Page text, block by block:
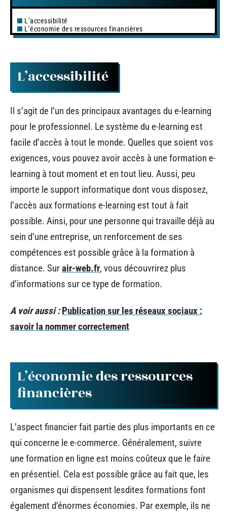
L’accessibilité
L’économie des ressources financières
L’accessibilité
Il s’agit de l’un des principaux avantages du e-learning
pour le professionnel. Le système du e-learning est
facile d’accès à tout le monde. Quelles que soient vos
exigences, vous pouvez avoir accès à une formation e-
learning à tout moment et en tout lieu. Aussi, peu
importe le support informatique dont vous disposez,
l’accès aux formations e-learning est tout à fait
possible. Ainsi, pour une personne qui travaille déjà au
sein d’une entreprise, un renforcement de ses
compétences est possible grâce à la formation à
distance. Surair-web.fr, vous découvrirez plus
d’informations sur ce type de formation.
A voir aussi : Publication sur les réseaux sociaux :
savoir la nommer correctement
L’économie des ressources
financières
L’aspect financier fait partie des plus importants en ce
qui concerne le e-commerce. Généralement, suivre
une formation en ligne est moins coûteux que le faire
en présentiel. Cela est possible grâce au fait que, les
organismes qui dispensent lesdites formations font
également d’énormes économies. Par exemple, ils ne